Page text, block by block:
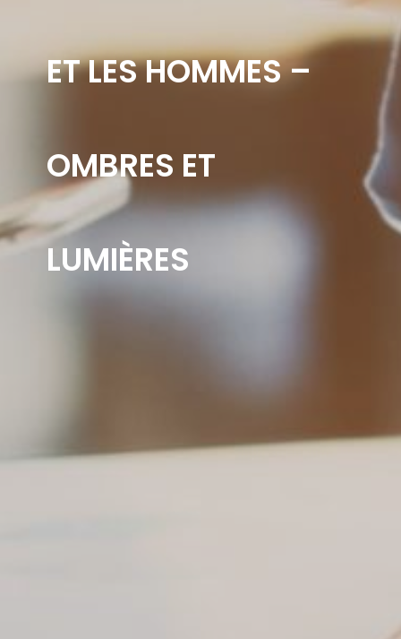
ET LES HOMMES –
OMBRES ET
LUMIÈRES